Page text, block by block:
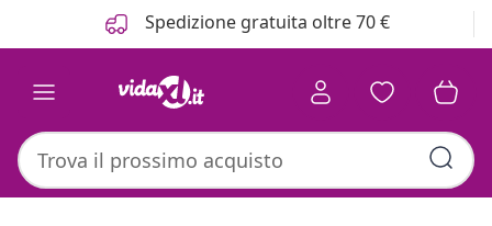
Spedizione gratuita oltre 70 €